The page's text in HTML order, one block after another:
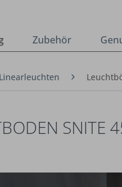
Zubehör
Linearleuchten
SNITE